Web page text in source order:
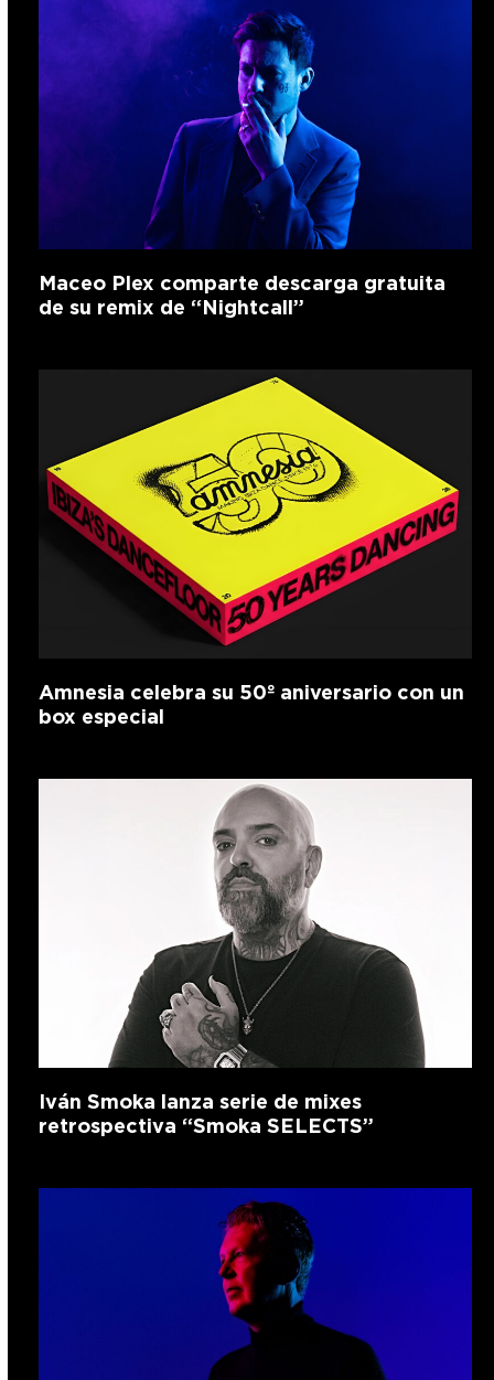
Maceo Plex comparte descarga gratuita
de su remix de “Nightcall”
Amnesia celebra su 50º aniversario con un
box especial
Iván Smoka lanza serie de mixes
retrospectiva “Smoka SELECTS”